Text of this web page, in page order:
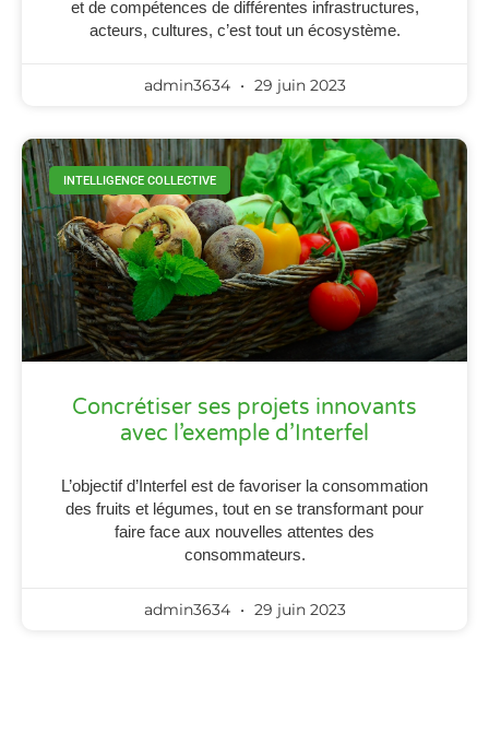
et de compétences de différentes infrastructures,
acteurs, cultures, c’est tout un écosystème.
admin3634 29 juin 2023
INTELLIGENCE COLLECTIVE
Concrétiser ses projets innovants
avec l’exemple d’Interfel
L’objectif d’Interfel est de favoriser la consommation
des fruits et légumes, tout en se transformant pour
faire face aux nouvelles attentes des
consommateurs.
admin3634 29 juin 2023